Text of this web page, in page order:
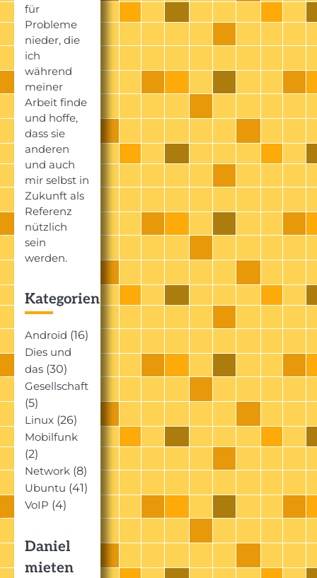
für
Probleme
nieder, die
ich
während
meiner
Arbeit finde
und hoffe,
dass sie
anderen
und auch
mir selbst in
Zukunft als
Referenz
nützlich
sein
werden.
Kategorien
Android (16)
Dies und
das (30)
Gesellschaft
(5)
Linux (26)
Mobilfunk
(2)
Network (8)
Ubuntu (41)
VoIP (4)
Daniel
mieten